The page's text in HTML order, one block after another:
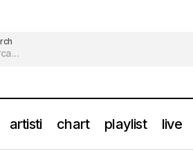
artisti chart playlist live